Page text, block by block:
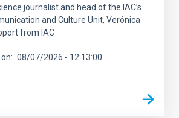
ON
journalist and head of the IAC’s
and Culture Unit, Verónica
from IAC
08/07/2026 - 12:13:00